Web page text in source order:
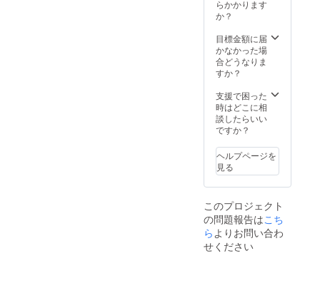
レル
目不使
用 五目
おこ
豆 賞味
期限 製
造日よ
り5年 ※
点で
経過し
ていま
す 保存
方法 直
射日
光、高
温多湿
み袋：5
布テー
プ：1個
３２. 油
性マー
本 ３３.
クリア
ポー
チ：1個
札キー
ホル
ダー：2
個 ３５.
基礎知
識：1冊
注意事
項 在庫
等の都
らかかります
か？
目標金額に届
かなかった場
合どうなりま
すか？
支援で困った
時はどこに相
談したらいい
ですか？
ヘルプページを
見る
このプロジェクト
の問題報告はこち
ら よりお問い合わ
せください